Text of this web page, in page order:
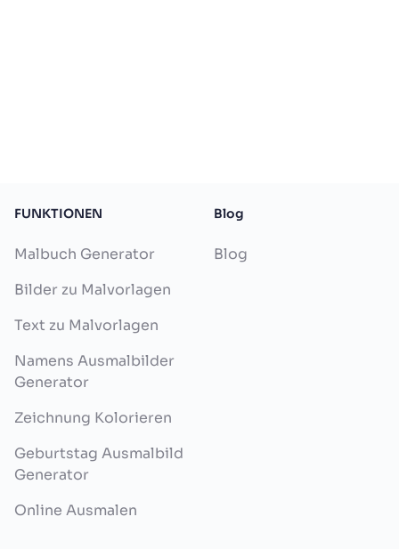
FUNKTIONEN
Malbuch Generator
Bilder zu Malvorlagen
Text zu Malvorlagen
Namens Ausmalbilder
Generator
Zeichnung Kolorieren
Geburtstag Ausmalbild
Generator
Online Ausmalen
Blog
Blog